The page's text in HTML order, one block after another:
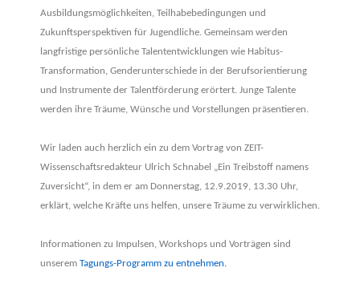
Ausbildungsmöglichkeiten, Teilhabebedingungen und
Zukunftsperspektiven für Jugendliche. Gemeinsam werden
langfristige persönliche Talententwicklungen wie Habitus-
Transformation, Genderunterschiede in der Berufsorientierung
und Instrumente der Talentförderung erörtert. Junge Talente
werden ihre Träume, Wünsche und Vorstellungen präsentieren.
Wir laden auch herzlich ein zu dem Vortrag von ZEIT-
Wissenschaftsredakteur Ulrich Schnabel „Ein Treibstoff namens
Zuversicht“, in dem er am Donnerstag, 12.9.2019, 13.30 Uhr,
erklärt, welche Kräfte uns helfen, unsere Träume zu verwirklichen.
Informationen zu Impulsen, Workshops und Vorträgen sind
unserem Tagungs-Programm zu entnehmen.